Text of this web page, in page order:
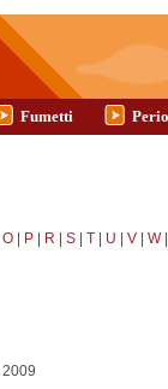
Fumetti
O | P | R | S | T | U | V | W |
2009